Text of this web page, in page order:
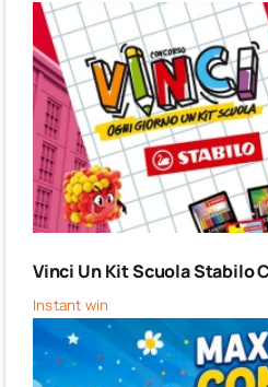
Vinci Un Kit Scuola Stabilo
Instant win